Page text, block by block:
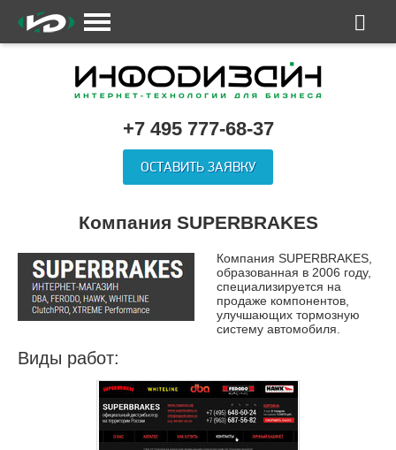
+7 495 777-68-37
ОСТАВИТЬ ЗАЯВКУ
Компания SUPERBRAKES
Компания SUPERBRAKES,
образованная в 2006 году,
специализируется на
продаже компонентов,
улучшающих тормозную
систему автомобиля.
Виды работ: